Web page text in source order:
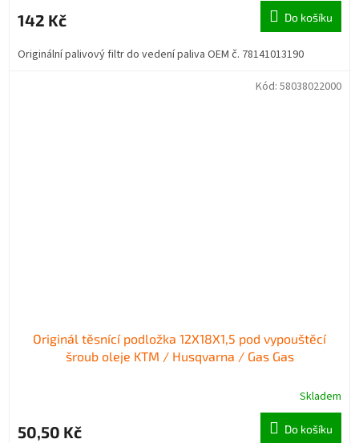
142 Kč Do košíku
Originální palivový filtr do vedení paliva OEM č. 78141013190
Originál těsnící podložka 12X18X1,5 pod vypouštěcí
šroub oleje KTM / Husqvarna / Gas Gas
Skladem
50,50 Kč Do košíku
Kód: 58038022000